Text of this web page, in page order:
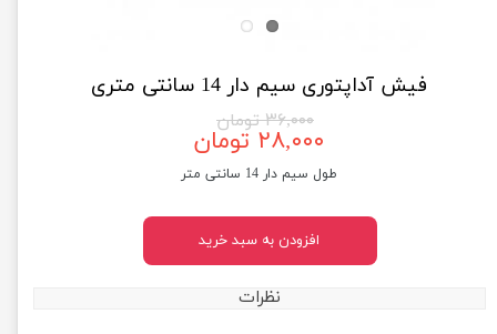
فیش آداپتوری سیم دار 14 سانتی متری
۳۶,۰۰۰ تومان
۲۸,۰۰۰ تومان
طول سیم دار 14 سانتی متر
افزودن به سبد خرید
نظرات